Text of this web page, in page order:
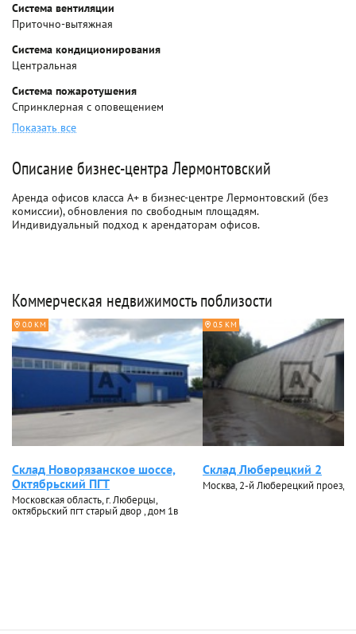
Система вентиляции
Приточно-вытяжная
Система кондиционирования
Центральная
Система пожаротушения
Спринклерная с оповещением
Показать все
Описание бизнес-центра Лермонтовский
Аренда офисов класса A+ в бизнес-центре Лермонтовский (без
комиссии), обновления по свободным площадям.
Индивидуальный подход к арендаторам офисов.
Коммерческая недвижимость поблизости
0.0 КМ
Склад Новорязанское шоссе,
Октябрьский ПГТ
Московская область, г. Люберцы,
октябрьский пгт старый двор , дом 1в
0.5 КМ
Склад Люберецкий 2
Москва, 2-й Люберецкий проезд,